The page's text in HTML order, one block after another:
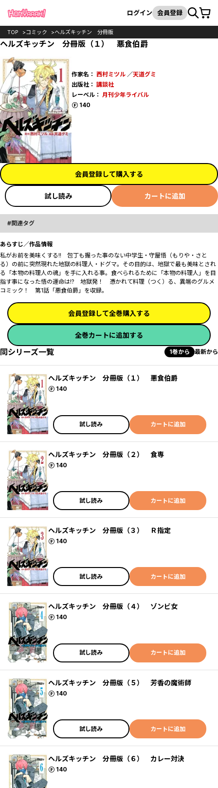
検索
ログイン 会員登録カート
TOP コミック ヘルズキッチン 分冊版
ヘルズキッチン 分冊版（１） 悪食伯爵
作家名： 西村ミツル／天道グミ
出版社： 講談社
レーベル： 月刊少年ライバル
140
ポイント
会員登録して購入する
試し読み カートに追加
関連タグ
あらすじ／作品情報
私がお前を美味くする――!! 包丁も握った事のない中学生・守屋悟（もりや・さと
る）の前に突然現れた地獄の料理人・ドグマ。その目的は、地獄で最も美味とされ
る「本物の料理人の魂」を手に入れる事。食べられるために「本物の料理人」を目
指す事になった悟の運命は――!? 地獄発！ 憑かれて料理（つく）る、異端のグルメ
コミック！ 第1話「悪食伯爵」を収録。
会員登録して全巻購入する
全巻カートに追加する
同シリーズ一覧 1巻から 最新から
ヘルズキッチン 分冊版（１） 悪食伯爵
140
ポイント
試し読み カートに追加
ヘルズキッチン 分冊版（２） 食専
140
ポイント
試し読み カートに追加
ヘルズキッチン 分冊版（３） Ｒ指定
140
ポイント
試し読み カートに追加
ヘルズキッチン 分冊版（４） ゾンビ女
140
ポイント
試し読み カートに追加
ヘルズキッチン 分冊版（５） 芳香の魔術師
140
ポイント
試し読み カートに追加
ヘルズキッチン 分冊版（６） カレー対決
140
ポイント